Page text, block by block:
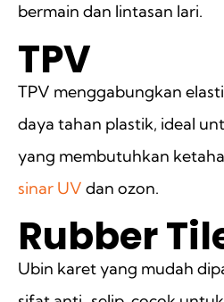
bermain dan lintasan lari.
TPV
TPV menggabungkan
daya tahan plastik, ideal
yang membutuhkan
sinar UV dan ozon.
Rubber
Ubin karet yang mudah